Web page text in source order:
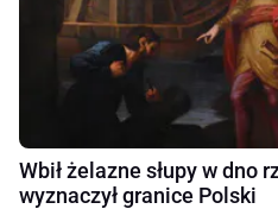
Wbił żelazne słupy w dno
wyznaczył granice Polski